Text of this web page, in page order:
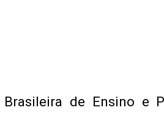
de Ensino e